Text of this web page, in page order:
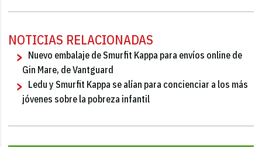
NOTICIAS RELACIONADAS
Nuevo embalaje de Smurfit Kappa para envíos online de
Gin Mare, de Vantguard
Ledu y Smurfit Kappa se alían para concienciar a los más
jóvenes sobre la pobreza infantil